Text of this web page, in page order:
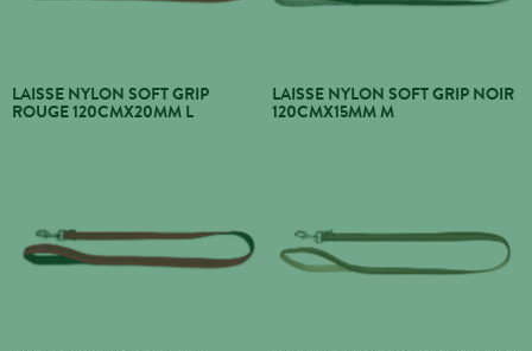
LAISSE NYLON SOFT GRIP
ROUGE 120CMX20MM L
LAISSE NYLON SOFT GRIP NOIR
120CMX15MM M